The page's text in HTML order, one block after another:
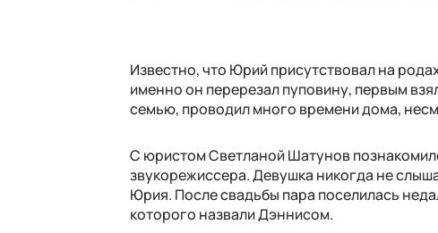
Известно, что Юрий присутствовал на
именно он перерезал пуповину, первым
семью, проводил много времени дома,
С юристом Светланой Шатунов
звукорежиссера. Девушка никогда не
Юрия. После свадьбы пара поселилась
которого назвали Дэннисом.